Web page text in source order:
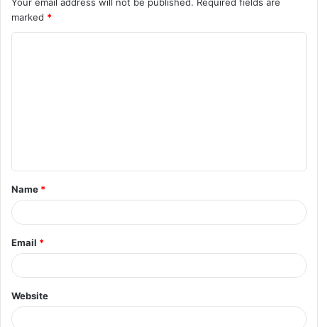
marked *
t
*
Name *
Email *
Website